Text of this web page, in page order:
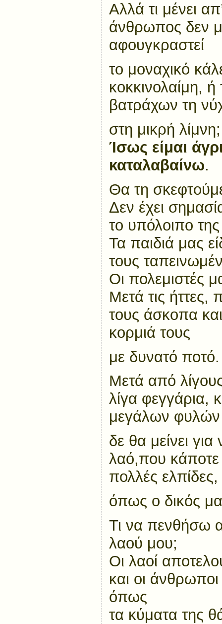
Αλλά τι μένει
άνθρωπος δεν
αφουγκραστεί
το μοναχικό
κοκκινολαίμη, ή
βατράχων τη
στη μικρή λίμνη;
Ίσως είμαι
καταλαβαίνω.
Θα τη
Δεν έχει
το υπόλοιπο
Τα παιδιά μας
τους
Οι πολεμιστές
Μετά τις ήττες,
τους άσκοπα
κορμιά τους
με δυνατό ποτό.
Μετά από
λίγα φεγγάρια,
μεγάλων φυλών
δε θα μείνει
λαό,που κάποτε
πολλές ελπίδες,
όπως ο δικός
Τι να πενθήσω
λαού μου;
Οι λαοί
και οι
όπως
τα κύματα της